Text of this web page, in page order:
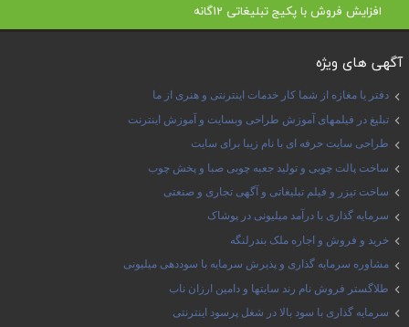
افزایش فروش با پکیج تبلیغاتی 12گانه
آگهی های ویژه
دفتر یا مغازه از شما کار خدمات اینترنتی و هنری از ما
تبلیغ در فیلمهای آموزش طراحی وبسایت و آموزش اینترنت
طراحی سایت حرفه ای با نام زیبا برای سایت
ساخت پالت چوبی و تولید جعبه چوبی صبا و پخش چوب
ساخت تیزر و فیلم تبلیغاتی و آگهی تجاری و صنعتی
سرمایه گذاری با درآمد میلیونی در پوشاک
خرید و فروش و اجاره ملک بندرلنگه
مشاوره سرمایه گذاری و پذیرش سرمایه با سوددهی میلیونی
طلاگستر فروش نام رند سایتها و دامین ارزان ناب
سرمایه گذاری با سود بالا در شغل پرسود اینترنتی